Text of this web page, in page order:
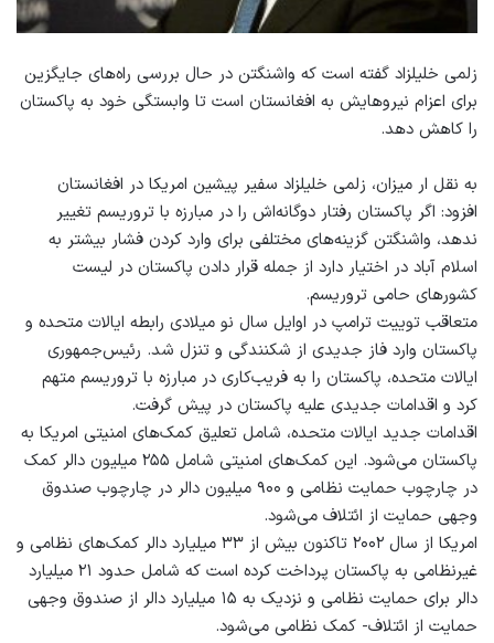
زلمی خلیلزاد گفته است که واشنگتن در حال بررسی راه‌های جایگزین
برای اعزام نیروهایش به افغانستان است تا وابستگی خود به پاکستان
را کاهش دهد.
به نقل ار میزان، زلمی خلیلزاد سفیر پیشین امریکا در افغانستان
افزود: اگر پاکستان رفتار دوگانه‌اش را در مبارزه با تروریسم تغییر
ندهد، واشنگتن گزینه‌های مختلفی برای وارد کردن فشار بیشتر به
اسلام آباد در اختیار دارد از جمله قرار دادن پاکستان در لیست
کشورهای حامی تروریسم.
متعاقب توییت ترامپ در اوایل سال نو میلادی رابطه‌ ایالات متحده و
پاکستان وارد فاز جدیدی از شکنندگی و تنزل شد. رئیس‌جمهوری
ایالات متحده، پاکستان را به فریب‌کاری در مبارزه با تروریسم متهم
کرد و اقدامات جدیدی علیه پاکستان در پیش گرفت.
اقدامات جدید ایالات متحده، شامل تعلیق کمک‌های امنیتی امریکا به
پاکستان می‌شود. این کمک‌های امنیتی شامل ۲۵۵ میلیون دالر کمک
در چارچوب حمایت نظامی و ۹۰۰ میلیون دالر در چارچوب صندوق
وجهی حمایت از ائتلاف می‌شود.
امریکا از سال ۲۰۰۲ تاکنون بیش از ۳۳ میلیارد دالر کمک‌های نظامی و
غیرنظامی به پاکستان پرداخت کرده است که شامل حدود ۲۱ میلیارد
دالر برای حمایت نظامی و نزدیک به ۱۵ میلیارد دالر از صندوق وجهی
حمایت از ائتلاف- کمک نظامی می‌شود.